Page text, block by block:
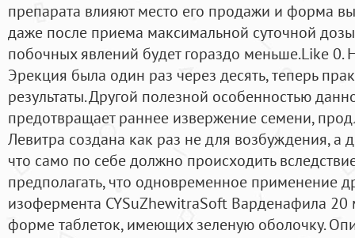
препарата влияют место его продажи и форма
даже после приема максимальной суточной
побочных явлений будет гораздо меньше.Like 0.
Эрекция была один раз через десять, теперь
результаты. Другой полезной особенностью
предотвращает раннее извержение семени,
Левитра создана как раз не для возбуждения, а
что само по себе должно происходить
предполагать, что одновременное применение
изофермента CYSuZhewitraSoft Варденафила 20
форме таблеток, имеющих зеленую оболочку.